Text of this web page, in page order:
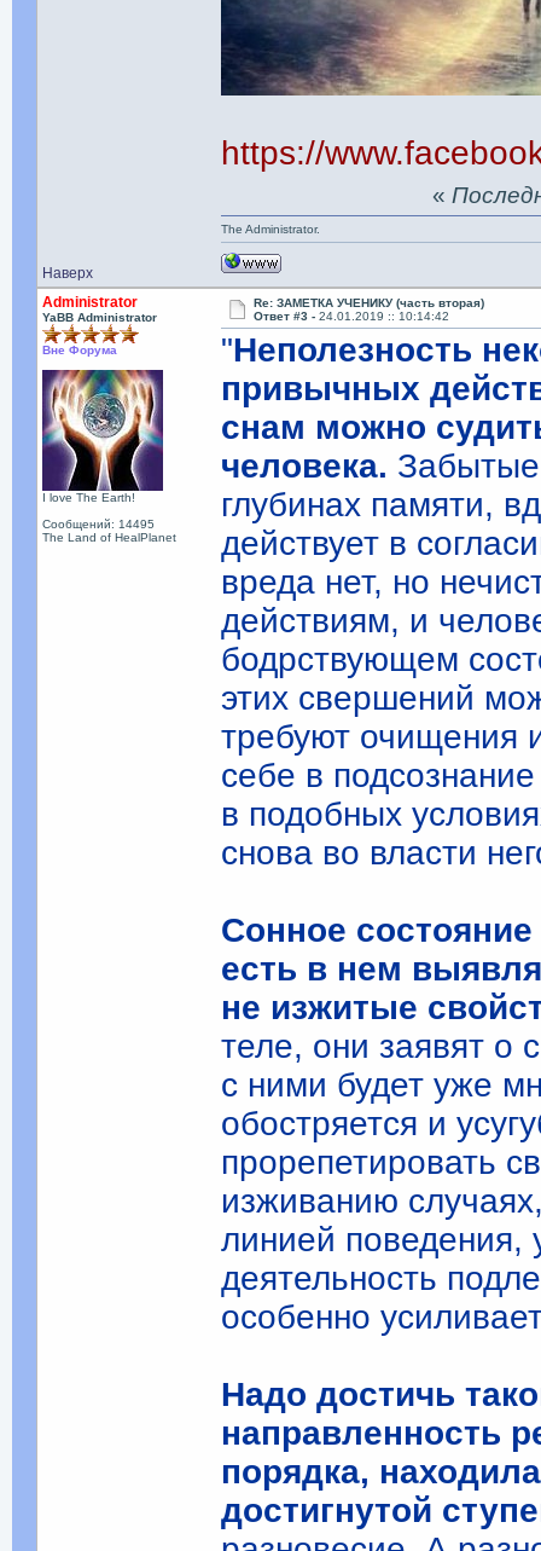
https://
Наверх
«
The Administrator.
Administrator
YaBB Administrator
Вне Форума
I love The Earth!
Сообщений: 14495
The Land of HealPlanet
Re: ЗАМЕТКА УЧЕНИКУ (часть вторая)
Ответ #3 -24.01.2019 :: 10:14:42
"Неполезность
привычных
снам можно
человека. Забытые
глубинах памяти,
действует в
вреда нет, но
действиям, и
бодрствующем
этих свершений
требуют очищения
себе в
в подобных
снова во власти
Сонное
есть в нем
не изжитые
теле, они заявят о
с ними будет уже
обостряется и
прорепетировать
изживанию
линией поведения,
деятельность
особенно
Надо достичь
направленность
порядка,
достигнутой